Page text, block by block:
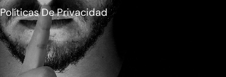
Políticas De Privacidad